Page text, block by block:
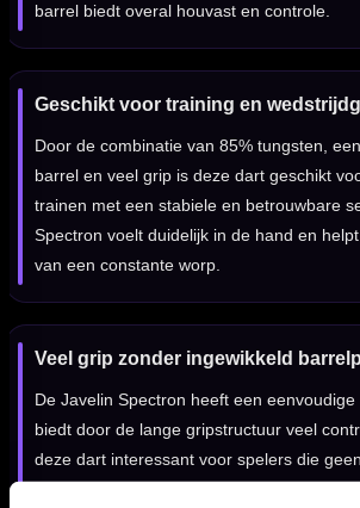
barrel biedt overal houvast en controle.
Geschikt voor training en
Door de combinatie van 85% tungsten,
barrel en veel grip is deze dart geschikt
trainen met een stabiele en betrouwbare
Spectron voelt duidelijk in de hand en
van een constante worp.
Veel grip zonder ingewikkeld
De Javelin Spectron heeft een
biedt door de lange gripstructuur veel
deze dart interessant voor spelers die